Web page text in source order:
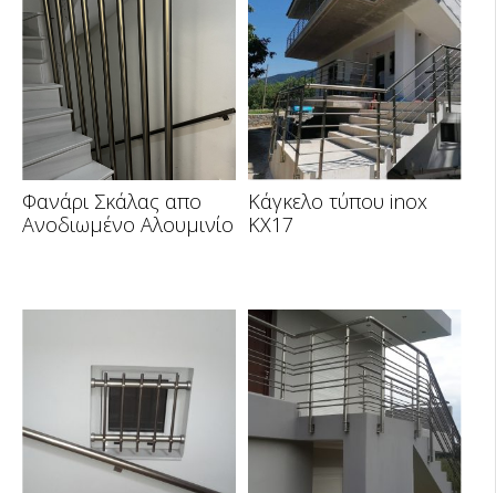
Φανάρι Σκάλας απο
Ανοδιωμένο Αλουμινίο
Κάγκελο τύπου inox
KX17